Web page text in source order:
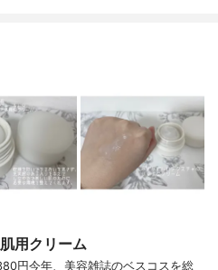
用クリーム
円今年、美容雑誌のベスコスを総